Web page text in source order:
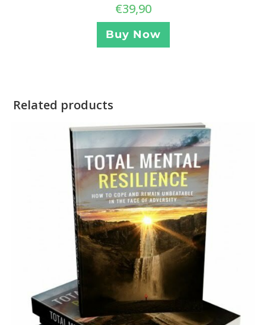
€39,90
Buy Now
Related products